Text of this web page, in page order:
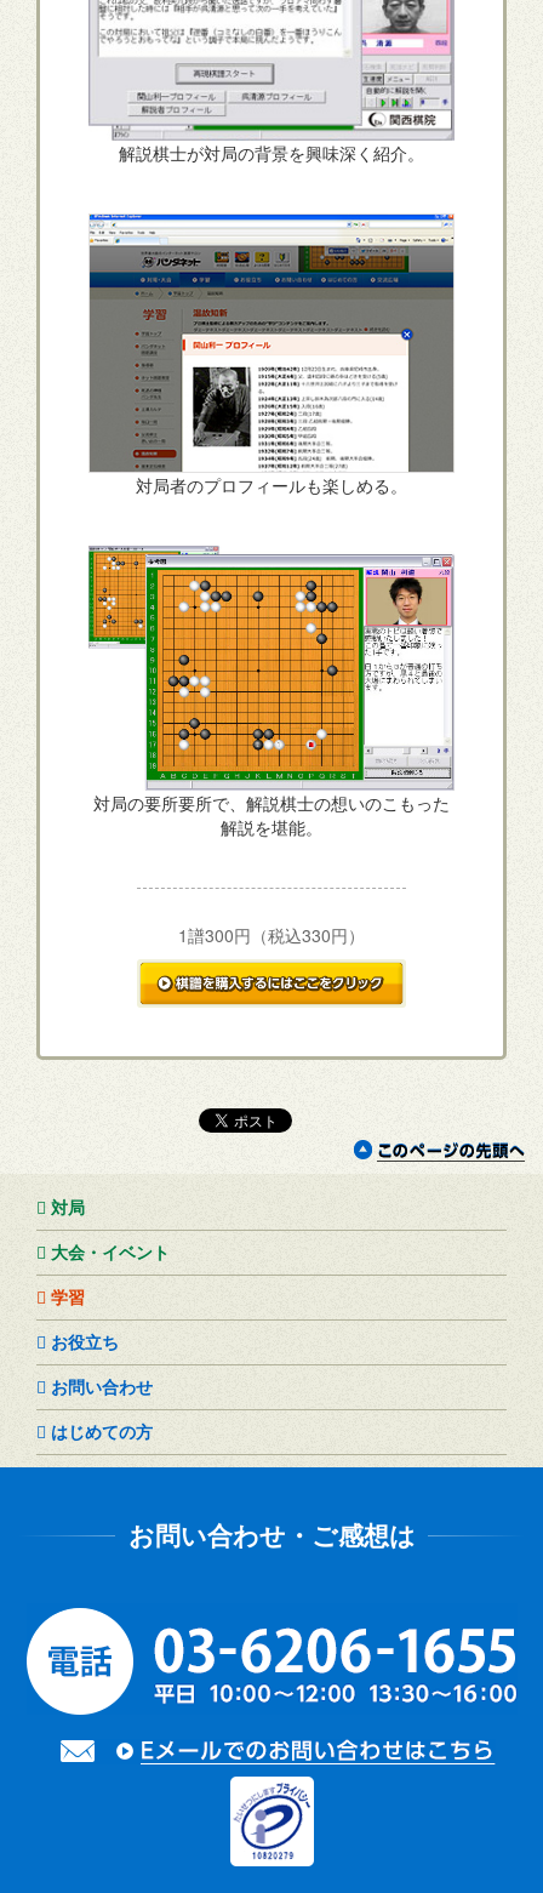
解説棋士が対局の背景を興味深く紹介。
対局者のプロフィールも楽しめる。
対局の要所要所で、解説棋士の想いのこもった
解説を堪能。
1譜300円（税込330円）
対局
大会・イベント
学習
お役立ち
お問い合わせ
はじめての方